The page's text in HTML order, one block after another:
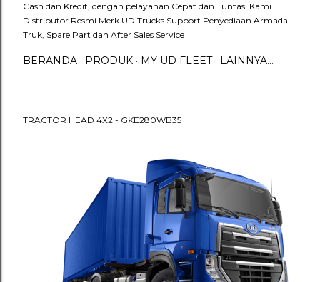
Cash dan Kredit, dengan pelayanan Cepat dan Tuntas. Kami
Distributor Resmi Merk UD Trucks Support Penyediaan Armada
Truk, Spare Part dan After Sales Service
BERANDA PRODUK MY UD FLEET LAINNYA…
TRACTOR HEAD 4X2 - GKE280WB35